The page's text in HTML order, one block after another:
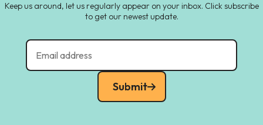
Keep us around, let us regularly appear on your inbox. Click subscribe
to get our newest update.
Submit